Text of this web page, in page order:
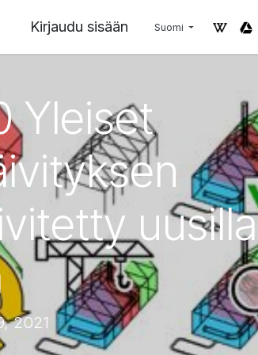
Kirjaudu sisään
Suomi
Yleiset
uusilla
2021